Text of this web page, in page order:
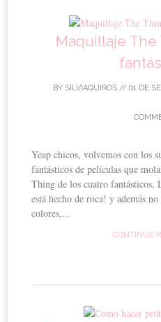
Maquillaje
BY SILVIAQUIROS// 01 DE
Yeap chicos, volvemos con los
fantásticos de películas que
Thing de los cuatro fantásticos,
está hecho de roca! y además
colores,...
CONTINUE